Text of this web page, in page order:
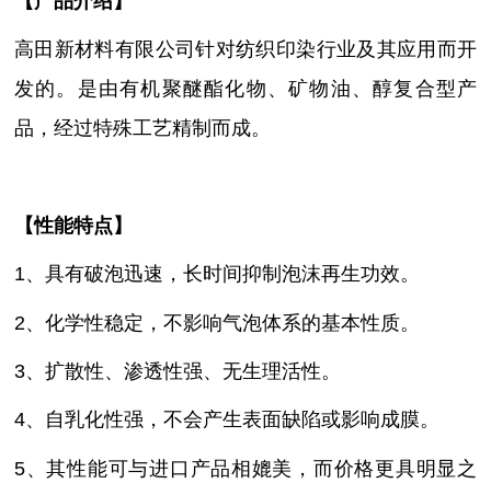
高田新材料有限公司针对纺织印染行业及其应用而开
发的。 是由有机聚醚酯化物、矿物油、醇复合型产
品，经过特殊工艺精制而成。
【性能特点】
1、具有破泡迅速，长时间抑制泡沫再生功效。
2、化学性稳定，不影响气泡体系的基本性质。
3、扩散性、渗透性强、无生理活性。
4、自乳化性强，不会产生表面缺陷或影响成膜。
5、其性能可与进口产品相媲美，而价格更具明显之